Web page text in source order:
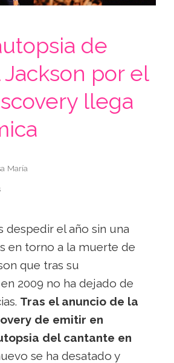
de
por el
llega
María
despedir el año sin una
en torno a la muerte de
que tras su
2009 no ha dejado de
Tras el anuncio de la
de emitir en
del cantante en
se ha desatado y